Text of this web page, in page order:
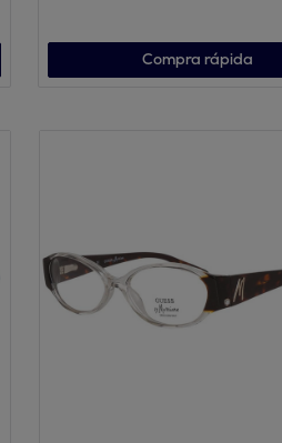
Compra rápida